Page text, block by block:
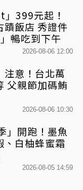
」399元起！
蹟飯店 秀證件
暢吃到下午
2026-08-06 12:00
注意！台北萬
父親節加碼鮪
2026-08-06 10:30
」開跑！墨魚
、白柚蜂蜜霜
2026-08-05 14:59